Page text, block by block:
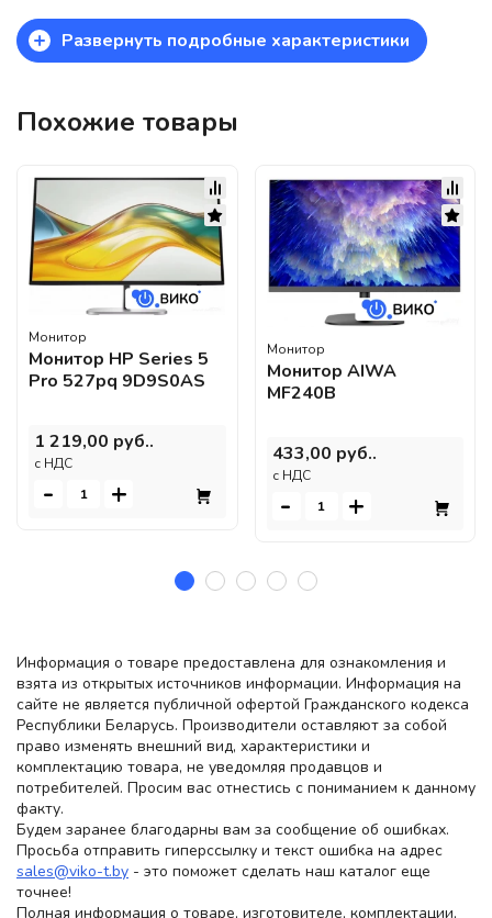
+ Развернуть подробные характеристики
Похожие товары
Монитор
Монитор HP Series 5
Pro 527pq 9D9S0AS
1 219,00 руб..
c НДС
- +
Монитор
Монитор AIWA
MF240B
433,00 руб..
c НДС
- +
Информация о товаре предоставлена для ознакомления и
взята из открытых источников информации. Информация на
сайте не является публичной офертой Гражданского кодекса
Республики Беларусь. Производители оставляют за собой
право изменять внешний вид, характеристики и
комплектацию товара, не уведомляя продавцов и
потребителей. Просим вас отнестись с пониманием к данному
факту.
Будем заранее благодарны вам за сообщение об ошибках.
Просьба отправить гиперссылку и текст ошибка на адрес
sales@viko-t.by - это поможет сделать наш каталог еще
точнее!
Полная информация о товаре, изготовителе, комплектации,